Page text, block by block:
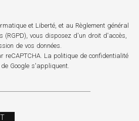
et Liberté, et au Règlement général
(RGPD), vous disposez d'un droit d'accès,
de vos données.
reCAPTCHA. La politique de confidentialité
de Google s'appliquent.